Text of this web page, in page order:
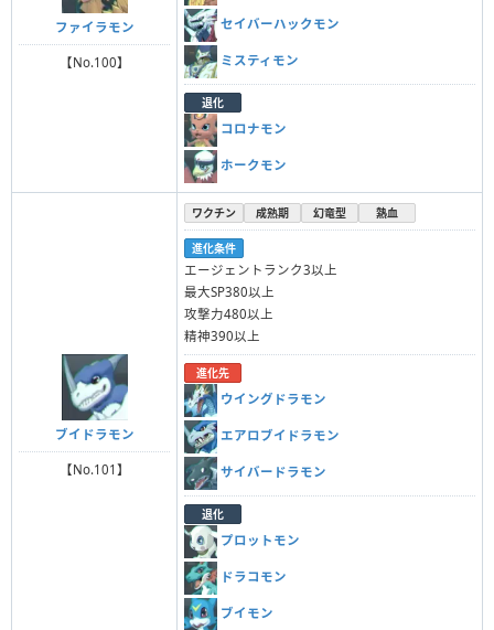
ファイラモン
【No.100】
セイバーハックモン
ミスティモン
退化
コロナモン
ホークモン
ブイドラモン
【No.101】
ワクチン 成熟期 幻竜型 熱血
進化条件
エージェントランク3以上
最大SP380以上
攻撃力480以上
精神390以上
進化先
ウイングドラモン
エアロブイドラモン
サイバードラモン
退化
プロットモン
ドラコモン
ブイモン